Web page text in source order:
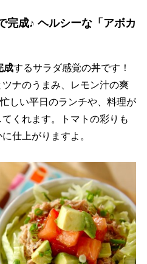
完成♪ ヘルシーな「アボカ
成するサラダ感覚の丼です！
ナのうまみ、レモン汁の爽
しい平日のランチや、料理が
くれます。トマトの彩りも
仕上がりますよ。